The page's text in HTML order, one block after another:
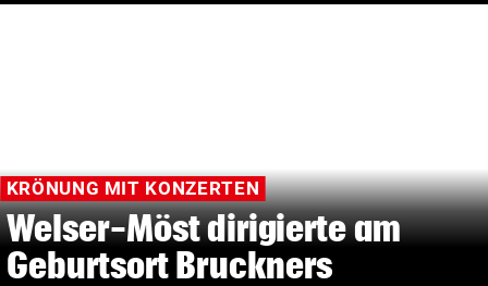
KRÖNUNG MIT KONZERTEN
Welser-Möst dirigierte am
Geburtsort Bruckners